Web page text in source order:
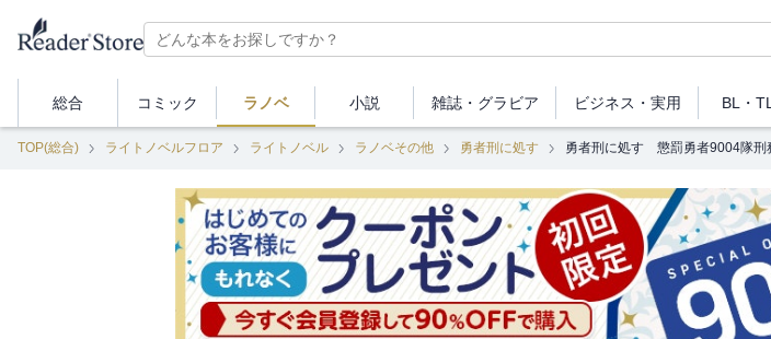
総合 コミック ラノベ 小説 雑誌・ グラビア ビジネス ・実用 BL・TL
TOP(総合) ライトノベルフロア ライトノベル ラノベその他 勇者刑に処す 勇者刑に処す 懲罰勇者9004隊刑